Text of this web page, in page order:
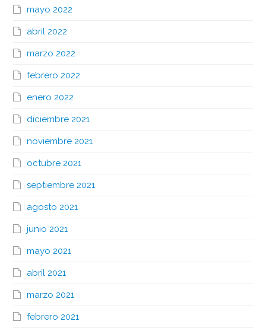
mayo 2022
abril 2022
marzo 2022
febrero 2022
enero 2022
diciembre 2021
noviembre 2021
octubre 2021
septiembre 2021
agosto 2021
junio 2021
mayo 2021
abril 2021
marzo 2021
febrero 2021